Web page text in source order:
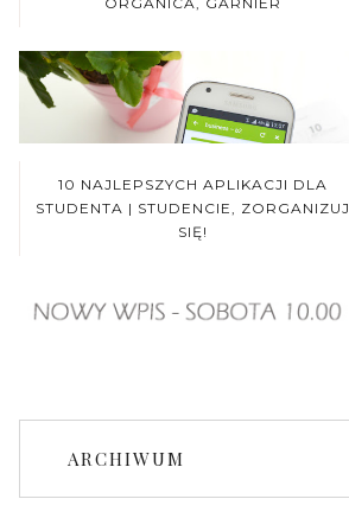
10 NAJLEPSZYCH APLIKACJI DLA
STUDENTA | STUDENCIE, ZORGANIZUJ
SIĘ!
ARCHIWUM